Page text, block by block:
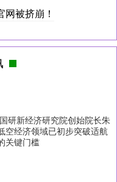
被挤崩！
研新经济研究院创始院长朱
空经济领域已初步突破适航
关键门槛